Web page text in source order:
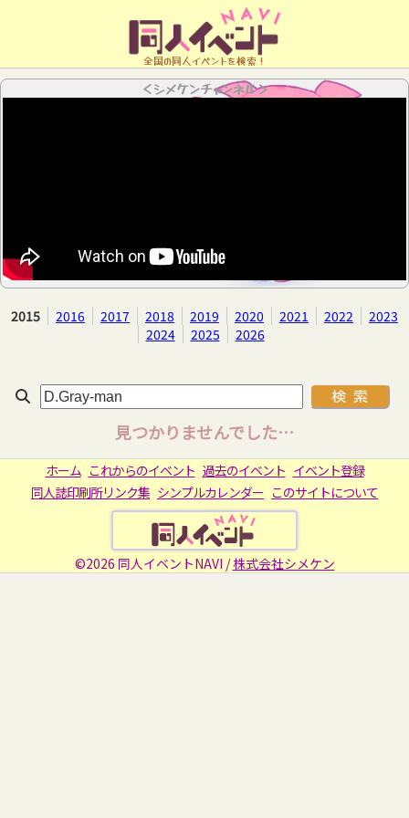
全国の同人イベントを検索！
＜シメケンチャンネル＞
2015 2016 2017 2018 2019 2020 2021 2022
2023
2024
2025 2026
見つかりませんでした…
ホーム これからのイベント 過去のイベント イベント登録
同人誌印刷所リンク集 シンプルカレンダー このサイトについて
©2026 同人イベントNAVI /株式会社シメケン